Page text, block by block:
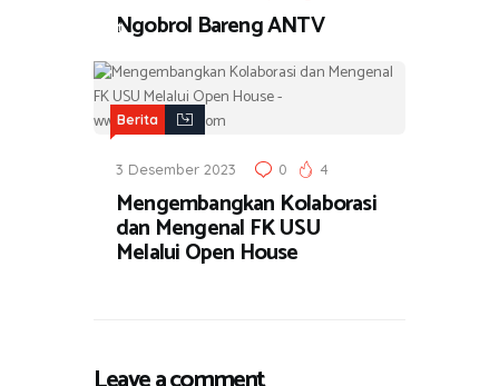
tNgobrol Bareng ANTV
Berita
3 Desember 2023 0 4
Mengembangkan Kolaborasi
dan Mengenal FK USU
Melalui Open House